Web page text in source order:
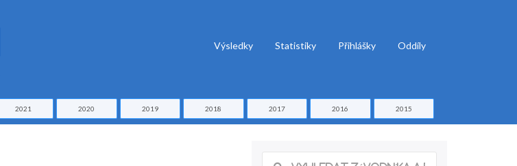
Výsledky Statistiky Přihlášky Oddíly
2021 2020 2019 2018 2017 2016 2015